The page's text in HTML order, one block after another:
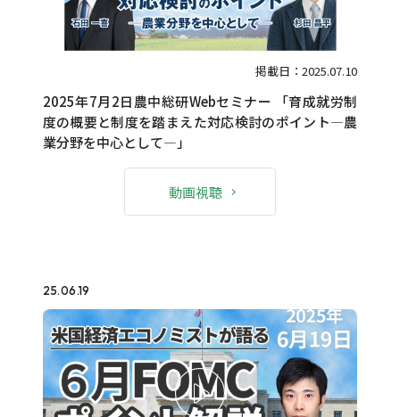
掲載日：2025.07.10
2025年7月2日農中総研Webセミナー 「育成就労制
度の概要と制度を踏まえた対応検討のポイント―農
業分野を中心として―」
動画視聴
25.06.19